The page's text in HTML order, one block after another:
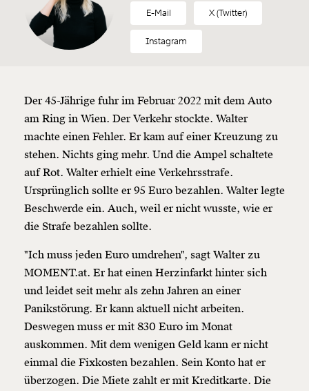
E-Mail X (Twitter)
Instagram
Der 45-Jährige fuhr im Februar 2022 mit dem Auto
am Ring in Wien. Der Verkehr stockte. Walter
machte einen Fehler. Er kam auf einer Kreuzung zu
stehen. Nichts ging mehr. Und die Ampel schaltete
auf Rot. Walter erhielt eine Verkehrsstrafe.
Ursprünglich sollte er 95 Euro bezahlen. Walter legte
Beschwerde ein. Auch, weil er nicht wusste, wie er
die Strafe bezahlen sollte.
"Ich muss jeden Euro umdrehen", sagt Walter zu
MOMENT.at. Er hat einen Herzinfarkt hinter sich
und leidet seit mehr als zehn Jahren an einer
Panikstörung. Er kann aktuell nicht arbeiten.
Deswegen muss er mit 830 Euro im Monat
auskommen. Mit dem wenigen Geld kann er nicht
einmal die Fixkosten bezahlen. Sein Konto hat er
überzogen. Die Miete zahlt er mit Kreditkarte. Die